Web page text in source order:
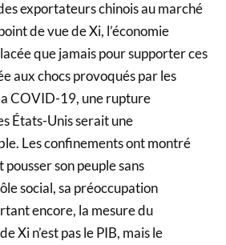
exportateurs chinois au marché
de vue de Xi, l’économie
que jamais pour supporter ces
aux chocs provoqués par les
COVID-19, une rupture
États-Unis serait une
Les confinements ont montré
pousser son peuple sans
social, sa préoccupation
encore, la mesure du
Xi n’est pas le PIB, mais le